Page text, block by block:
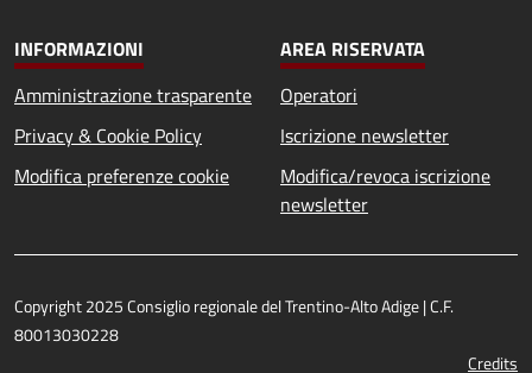
INFORMAZIONI
Amministrazione trasparente
Privacy & Cookie Policy
Modifica preferenze cookie
AREA RISERVATA
Operatori
Iscrizione newsletter
Modifica/revoca iscrizione
newsletter
Copyright 2025 Consiglio regionale del Trentino-Alto Adige | C.F.
80013030228
Credits